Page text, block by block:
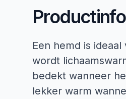
Een hemd is
wordt
bedekt wanneer
lekker warm